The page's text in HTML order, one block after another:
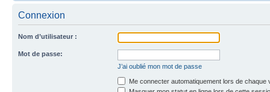
Connexion
Nom d’utilisateur :
Mot de passe:
J’ai oublié mon mot de passe
Me connecter automatiquement lors de chaque